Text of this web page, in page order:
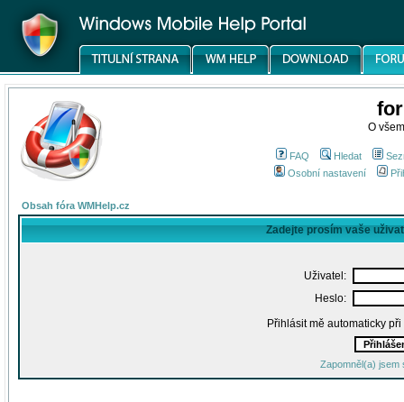
O
FAQ Hledat
Osobní nastavení
Obsah fóra WMHelp.cz
Zadejte prosím vaše
Uživatel:
Heslo:
Přihlásit mě automaticky
Zapomněl(a) jsem